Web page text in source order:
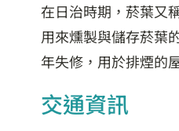
在日治時期，菸葉又
用來燻製與儲存菸葉
年失修，用於排煙的
交通資訊